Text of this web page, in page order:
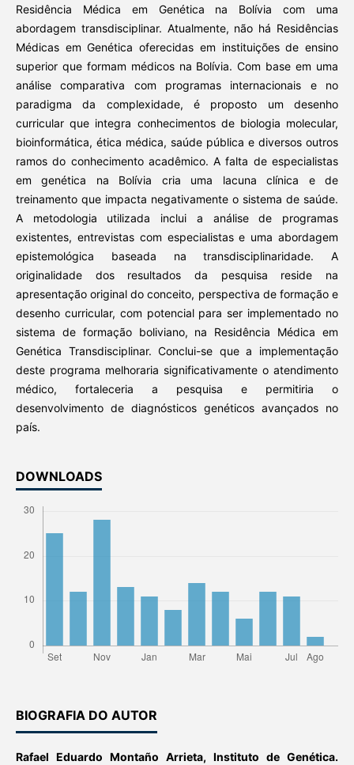
Residência Médica em Genética na Bolívia com uma
abordagem transdisciplinar. Atualmente, não há Residências
Médicas em Genética oferecidas em instituições de ensino
superior que formam médicos na Bolívia. Com base em uma
análise comparativa com programas internacionais e no
paradigma da complexidade, é proposto um desenho
curricular que integra conhecimentos de biologia molecular,
bioinformática, ética médica, saúde pública e diversos outros
ramos do conhecimento acadêmico. A falta de especialistas
em genética na Bolívia cria uma lacuna clínica e de
treinamento que impacta negativamente o sistema de saúde.
A metodologia utilizada inclui a análise de programas
existentes, entrevistas com especialistas e uma abordagem
epistemológica baseada na transdisciplinaridade. A
originalidade dos resultados da pesquisa reside na
apresentação original do conceito, perspectiva de formação e
desenho curricular, com potencial para ser implementado no
sistema de formação boliviano, na Residência Médica em
Genética Transdisciplinar. Conclui-se que a implementação
deste programa melhoraria significativamente o atendimento
médico, fortaleceria a pesquisa e permitiria o
desenvolvimento de diagnósticos genéticos avançados no
país.
DOWNLOADS
BIOGRAFIA DO AUTOR
Rafael Eduardo Montaño Arrieta,Instituto de Genética.